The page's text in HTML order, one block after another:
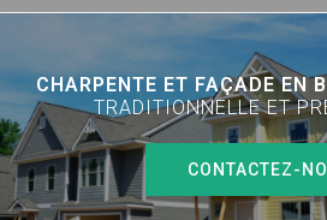
CHARPENTE ET FAÇADE EN
TRADITIONNELLE ET
CONTACTEZ-